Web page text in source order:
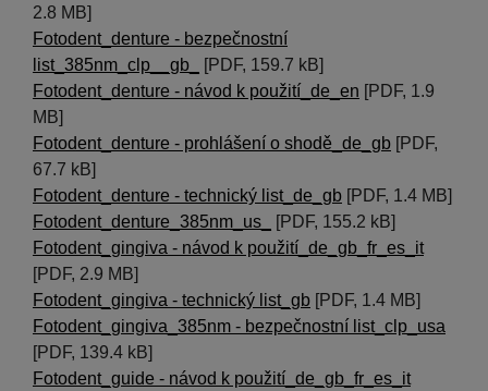
2.8 MB]
Fotodent_denture - bezpečnostní
list_385nm_clp__gb_
[PDF, 159.7 kB]
Fotodent_denture - návod k použití_de_en [PDF, 1.9
MB]
Fotodent_denture - prohlášení o shodě_de_gb [PDF,
67.7 kB]
Fotodent_denture - technický list_de_gb [PDF, 1.4 MB]
Fotodent_denture_385nm_us_
[PDF, 155.2 kB]
Fotodent_gingiva - návod k použití_de_gb_fr_es_it
[PDF, 2.9 MB]
Fotodent_gingiva - technický list_gb [PDF, 1.4 MB]
Fotodent_gingiva_385nm - bezpečnostní list_clp_usa
[PDF, 139.4 kB]
Fotodent_guide - návod k použití_de_gb_fr_es_it